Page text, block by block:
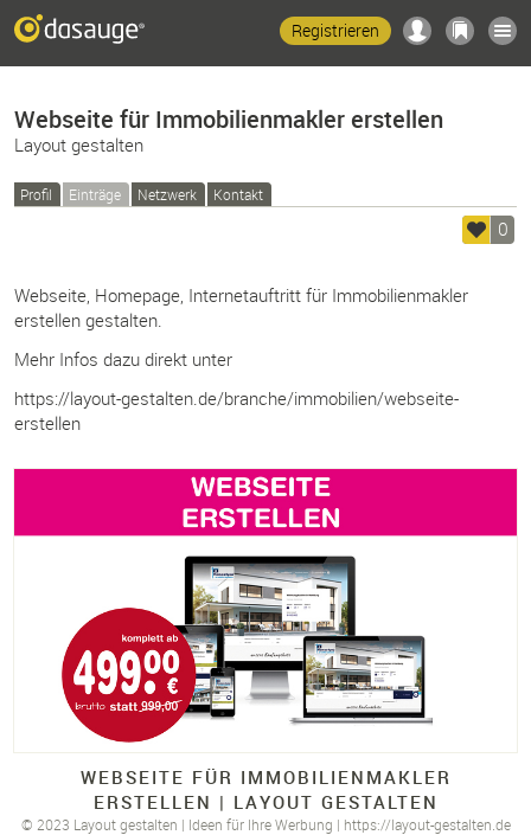
Registrieren
Webseite für Immobilienmakler erstellen
Layout gestalten
Profil Einträge Netzwerk Kontakt
0
Webseite, Homepage, Internetauftritt für Immobilienmakler
erstellen gestalten.
Mehr Infos dazu direkt unter
https://layout-gestalten.de/branche/immobilien/webseite-
erstellen
WEBSEITE FÜR IMMOBILIENMAKLER
ERSTELLEN | LAYOUT GESTALTEN
© 2023 Layout gestalten | Ideen für Ihre Werbung | https://layout-gestalten.de